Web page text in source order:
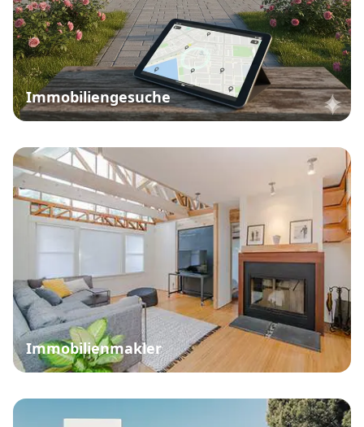
Immobiliengesuche
Immobilienmakler